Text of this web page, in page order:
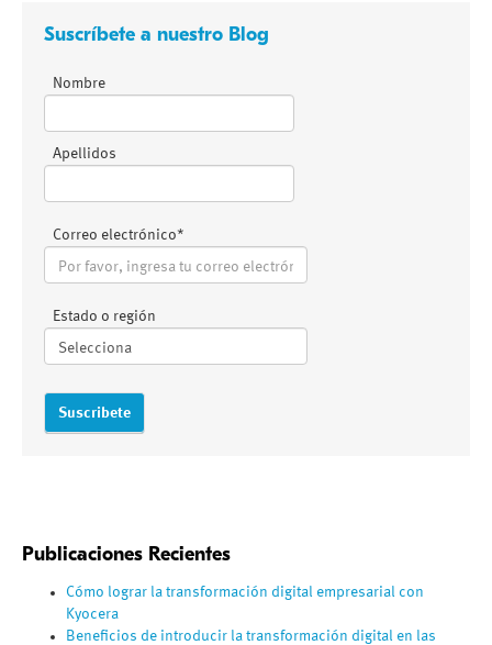
Suscríbete a nuestro Blog
Nombre
Apellidos
Correo electrónico*
Estado o región
Publicaciones Recientes
Cómo lograr la transformación digital empresarial con
Kyocera
Beneficios de introducir la transformación digital en las